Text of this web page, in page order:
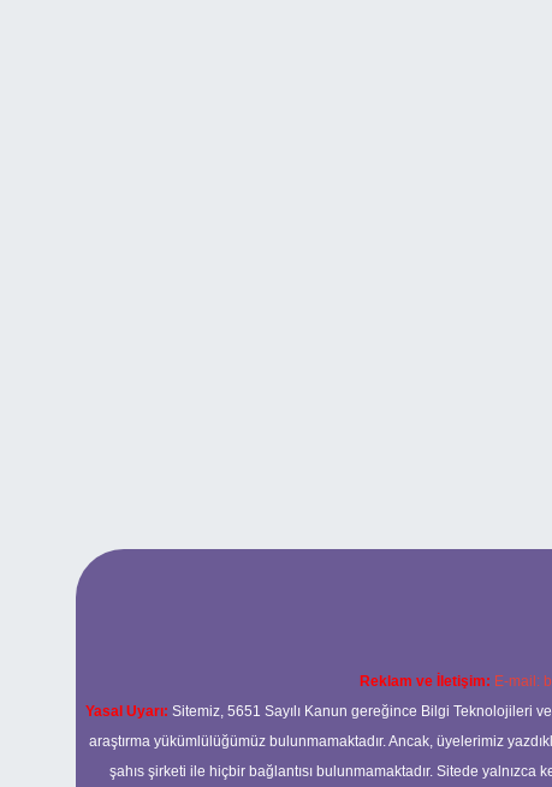
Reklam ve İletişim: E-mail:
Yasal Uyarı: Sitemiz, 5651 Sayılı Kanun gereğince Bilgi Teknolojileri
araştırma yükümlülüğümüz bulunmamaktadır. Ancak, üyelerimiz
şahıs şirketi ile hiçbir bağlantısı bulunmamaktadır. Sitede